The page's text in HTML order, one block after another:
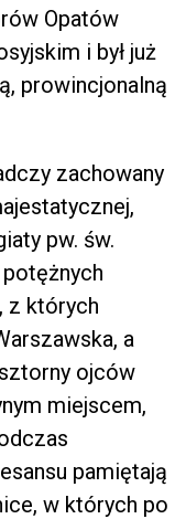
Opatów
i był już
prowincjonalną
zachowany
pw. św.
z których
a
ojców
miejscem,
pamiętają
w których po